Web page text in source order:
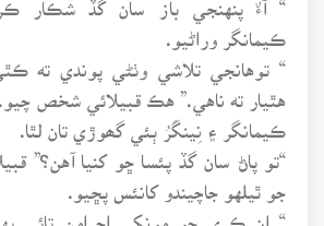
ڪيمانگر وراڻيو.
“ توهانجي تلاشي وٺڻي پوندي ته
هٿيار ته ناهي.” هڪ قبيلائي شخص چيو.
ڪيمانگر ۽ نِينگَرُ ٻئي گھوڙي تان لٿا.
“تو پاڻ سان گڏ پئسا ڇو کنيا آهن؟”
جو ٿيلهو جاچيندو کانئس پڇيو.
“ ان ڪري جو مونکي احرامن تائي